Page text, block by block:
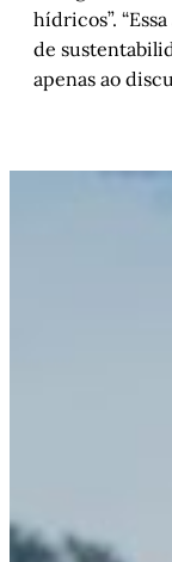
hídricos”.
de
apenas ao